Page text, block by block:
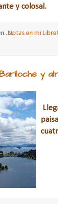
y colosal.
Notas en mi
y